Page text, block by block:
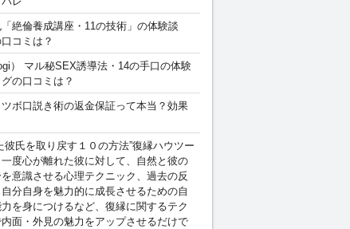
「絶倫養成講座・11の技術」の体験談
コミは？
） マル秘SEX誘導法・14の手口の体験
の口コミは？
ボ口説き術の返金保証って本当？効果
彼氏を取り戻す１０の方法”復縁ハウツー
度心が離れた彼に対して、自然と彼の
意識させる心理テクニック、過去の反
分自身を魅力的に成長させるための自
を身につけるなど、復縁に関するテク
内面・外見の魅力をアップさせるだけで